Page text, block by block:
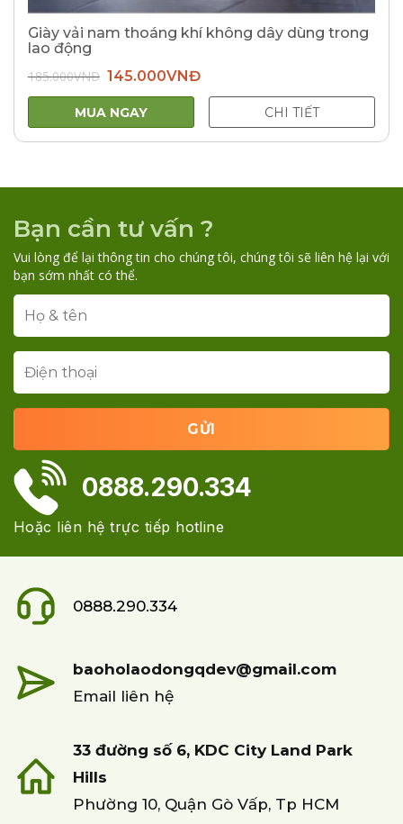
Giày vải nam thoáng khí không dây dùng trong
lao động
185.000VNĐ Giá
gốc
là:
185.000VNĐ.
145.000VNĐGiá
tại
145.000VNĐ.
MUA NGAY CHI TIẾT
Bạn cần tư vấn ?
Vui lòng để lại thông tin cho chúng tôi, chúng tôi sẽ liên hệ lại với
bạn sớm nhất có thể.
0888.290.334
Hoặc liên hệ trực tiếp hotline
0888.290.334
baoholaodongqdev@gmail.com
Email liên hệ
33 đường số 6, KDC City Land Park
Hills
Phường 10, Quận Gò Vấp, Tp HCM